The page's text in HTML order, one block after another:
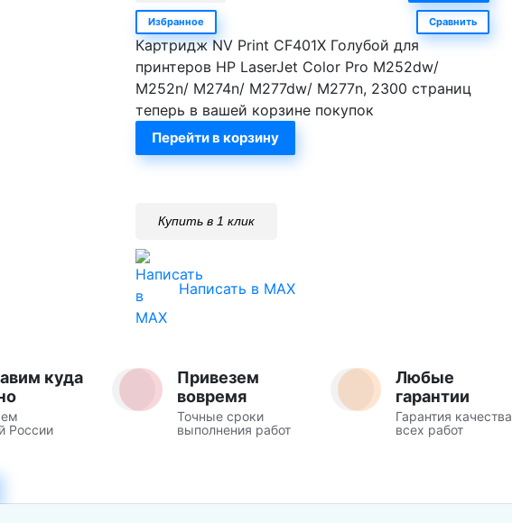
Избранное Сравнить
Картридж NV Print CF401X Голубой для
принтеров HP LaserJet Color Pro M252dw/
M252n/ M274n/ M277dw/ M277n, 2300 страниц
теперь в вашей корзине покупок
Перейти в корзину
Купить в 1 клик
Написать в MAX
куда
России
Привезем
вовремя
Точные сроки
выполнения работ
Любые
гарантии
Гарантия качества
всех работ